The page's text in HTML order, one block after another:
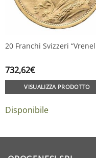
20 Franchi Svizzeri
732,62€
VISUALIZZA PRODOTTO
Disponibile